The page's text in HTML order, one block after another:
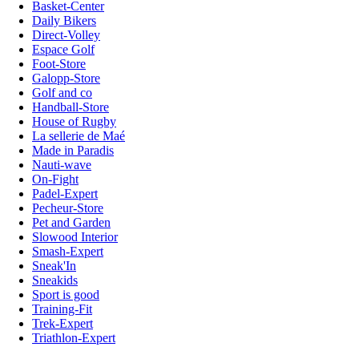
Basket-Center
Daily Bikers
Direct-Volley
Espace Golf
Foot-Store
Galopp-Store
Golf and co
Handball-Store
House of Rugby
La sellerie de Maé
Made in Paradis
Nauti-wave
On-Fight
Padel-Expert
Pecheur-Store
Pet and Garden
Slowood Interior
Smash-Expert
Sneak'In
Sneakids
Sport is good
Training-Fit
Trek-Expert
Triathlon-Expert